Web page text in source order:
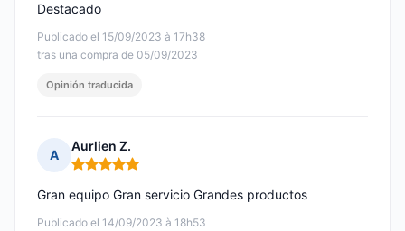
Publicado el 15/09/2023 à 17h38
tras una compra de 05/09/2023
Destacado
Opinión traducida
A
Aurlien Z.
Nota: 5 de 5
Publicado el 14/09/2023 à 18h53
Gran equipo Gran servicio Grandes productos